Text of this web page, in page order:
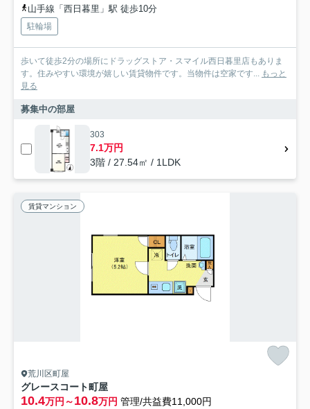
山手線「西日暮里」駅 徒歩10分
駐輪場
歩いて徒歩2分の場所にドラッグストア・スマイル西日暮里店もありま
す。住みやすい環境が嬉しい賃貸物件です。当物件は空家です... もっと
見る
募集中の部屋
303
7.1万円
3階 / 27.54㎡ / 1LDK
賃貸マンション
荒川区町屋
グレースコート町屋
10.4万円～10.8万円 管理/共益費11,000円